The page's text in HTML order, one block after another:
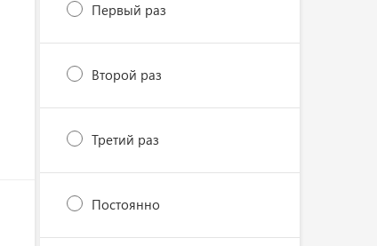
Первый раз
Второй раз
Третий раз
Постоянно